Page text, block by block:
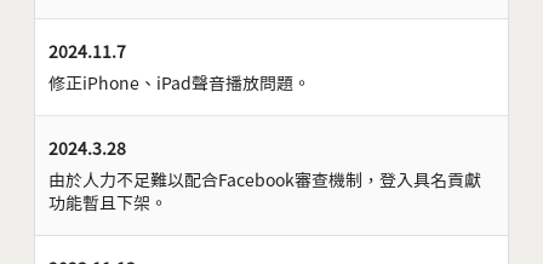
2024.11.7
修正iPhone、iPad聲音播放問題。
2024.3.28
由於人力不足難以配合Facebook審查機制，登入具名貢獻
功能暫且下架。